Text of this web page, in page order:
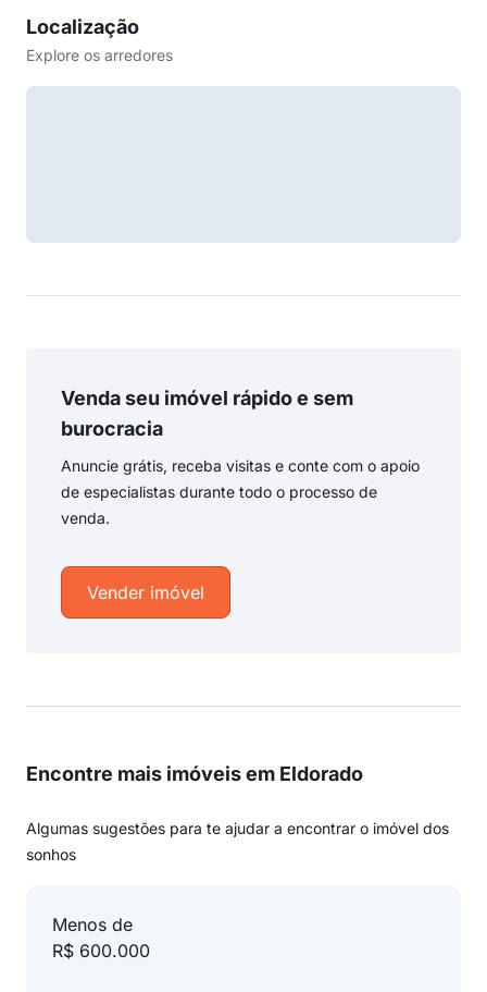
Localização
Explore os arredores
Venda seu imóvel rápido e sem
burocracia
Anuncie grátis, receba visitas e conte com o apoio
de especialistas durante todo o processo de
venda.
Vender imóvel
Encontre mais imóveis em Eldorado
Algumas sugestões para te ajudar a encontrar o imóvel dos
sonhos
Menos de
R$ 600.000